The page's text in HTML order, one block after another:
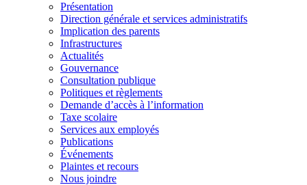
Présentation
Direction générale et services administratifs
Implication des parents
Infrastructures
Actualités
Gouvernance
Consultation publique
Politiques et règlements
Demande d’accès à l’information
Taxe scolaire
Services aux employés
Publications
Événements
Plaintes et recours
Nous joindre